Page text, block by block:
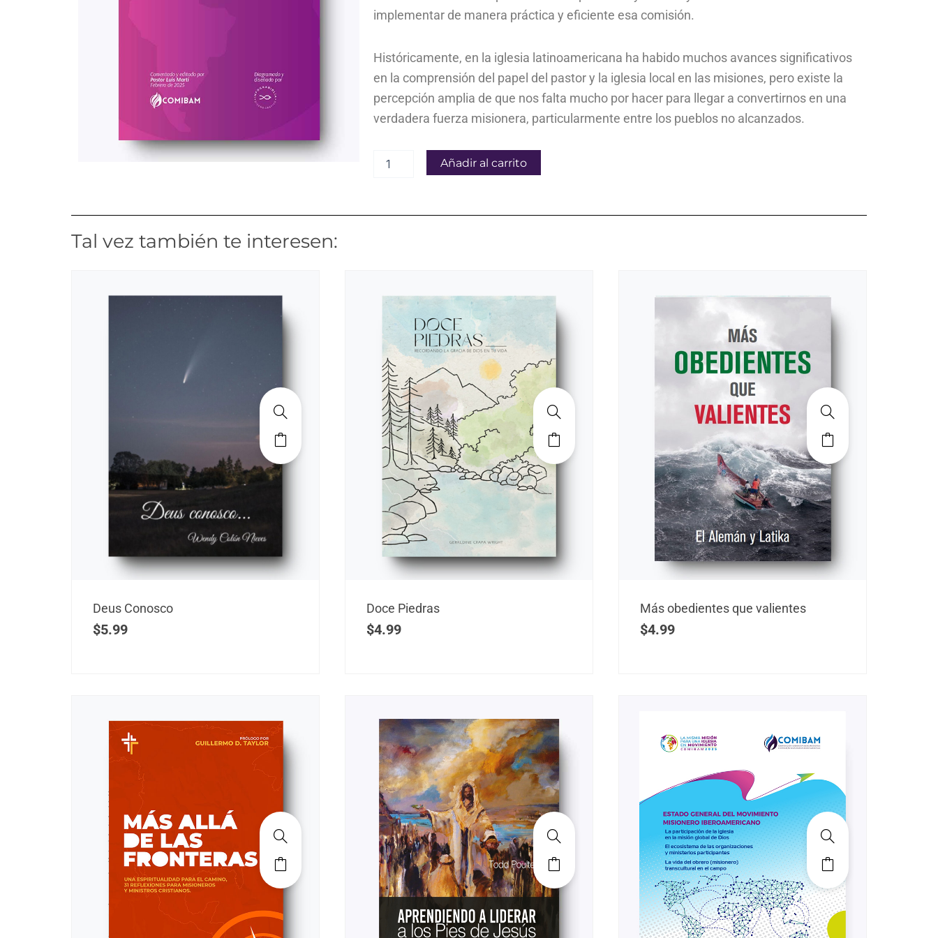
implementar de manera práctica y eficiente esa comisión.
Históricamente, en la iglesia latinoamericana ha habido muchos avances significativos
en la comprensión del papel del pastor y la iglesia local en las misiones, pero existe la
percepción amplia de que nos falta mucho por hacer para llegar a convertirnos en una
verdadera fuerza misionera, particularmente entre los pueblos no alcanzados.
gran
Añadir al carrito
Tal vez también te interesen:
Deus Conosco
$5.99
Doce Piedras
$4.99
Más obedientes que valientes
$4.99